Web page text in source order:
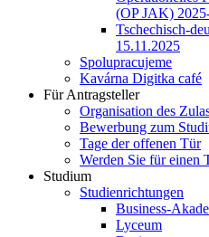
(OP JAK)
Tschechisch-
15.11.2025
Spolupracujeme
Kavárna Digitka café
Für Antragsteller
Organisation des
Bewerbung zum
Tage der offenen Tür
Werden Sie für einen
Studium
Studienrichtungen
Business-
Lyceum